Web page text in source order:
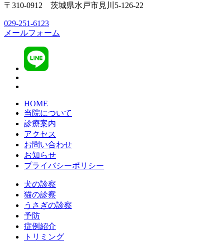
〒310-0912 茨城県水戸市見川5-126-22
029-251-6123
メールフォーム
HOME
当院について
診療案内
アクセス
お問い合わせ
お知らせ
プライバシーポリシー
犬の診察
猫の診察
うさぎの診察
予防
症例紹介
トリミング